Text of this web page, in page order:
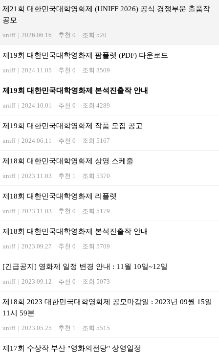
제21회 대한민국대학영화제 (UNIFF 2026) 공식 경쟁부문 출품작
공모
uniff | 2026.06.16 | 추천 0 | 조회 520
제19회 대한민국대학영화제 팜플렛 (PDF) 다운로드
uniff | 2024.11.05 | 추천 0 | 조회 3509
제19회 대한민국대학영화제 본석진출작 안내
uniff | 2024.10.01 | 추천 0 | 조회 4289
제19회 대한민국대학영화제 작품 모집 공고
uniff | 2024.06.11 | 추천 0 | 조회 5167
제18회 대한민국대학영화제 상영 스케줄
uniff | 2023.11.03 | 추천 1 | 조회 5370
제18회 대한민국대학영화제 리플렛
uniff | 2023.11.03 | 추천 0 | 조회 5179
제18회 대한민국대학영화제 본석진출작 안내
uniff | 2023.09.27 | 추천 0 | 조회 5709
[긴급공지] 영화제 일정 변경 안내 : 11월 10일~12일
uniff | 2023.09.12 | 추천 0 | 조회 5073
제18회 2023 대한민국대학영화제 공모마감일 : 2023년 09월 15일
11시 59분
uniff | 2023.05.25 | 추천 1 | 조회 5515
제17회 수상작 부산 "영화의전당" 상영일정